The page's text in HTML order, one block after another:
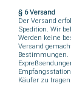
§ 6 Versand
Der Versand
Spedition. Wir
Werden keine
Versand
Bestimmungen.
Käufer zu